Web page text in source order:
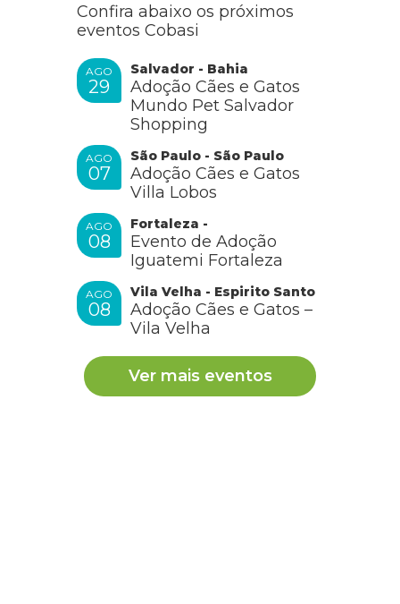
Confira abaixo os próximos
eventos Cobasi
AGO
29
Salvador - Bahia
Adoção Cães e Gatos
Mundo Pet Salvador
Shopping
AGO
07
São Paulo - São Paulo
Adoção Cães e Gatos
Villa Lobos
AGO
08
Fortaleza -
Evento de Adoção
Iguatemi Fortaleza
AGO
08
Vila Velha - Espirito Santo
Adoção Cães e Gatos –
Vila Velha
Ver mais eventos